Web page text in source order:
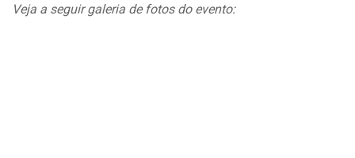
Veja a seguir galeria de fotos do evento: